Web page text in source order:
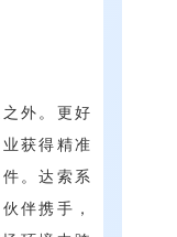
外。更好
获得精准
。达索系
伴携手，